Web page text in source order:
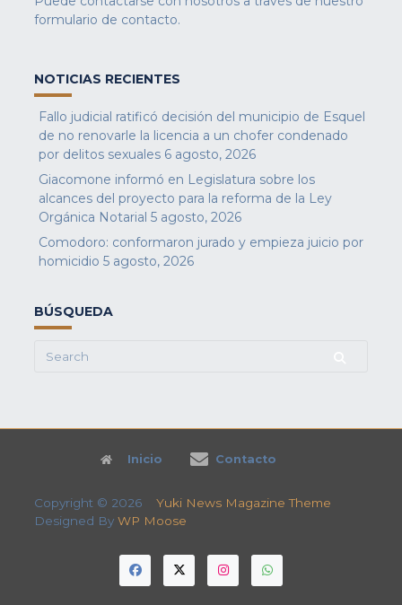
formulario de contacto.
NOTICIAS RECIENTES
Fallo judicial ratificó decisión del municipio de Esquel
de no renovarle la licencia a un chofer condenado
por delitos sexuales 6 agosto, 2026
Giacomone informó en Legislatura sobre los
alcances del proyecto para la reforma de la Ley
Orgánica Notarial 5 agosto, 2026
Comodoro: conformaron jurado y empieza juicio por
homicidio 5 agosto, 2026
BÚSQUEDA
Search
Inicio Contacto
Copyright © 2026 Yuki News Magazine Theme
Designed By WP Moose